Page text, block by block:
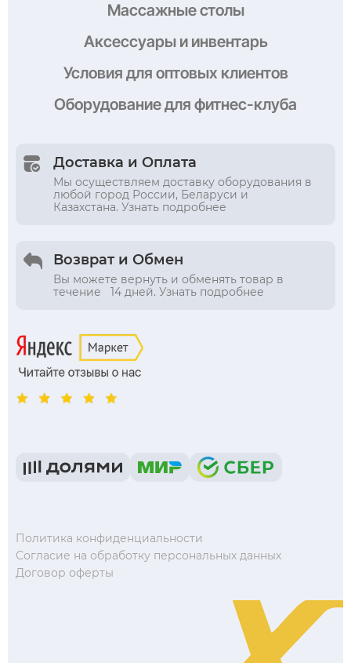
Массажные столы
Аксессуары и инвентарь
Условия для оптовых клиентов
Оборудованиедля фитнес-клуба
Доставка и Оплата
Мы осуществляем доставку оборудования в
любой город России, Беларуси и
Казахстана. Узнать подробнее
Возврат и Обмен
Вы можете вернуть и обменять товар в
течение 14 дней. Узнать подробнее
Политика конфиденциальности
Согласие на обработку персональных данных
Договор оферты